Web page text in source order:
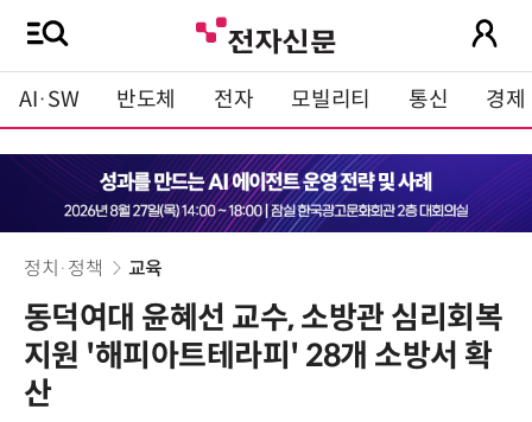
AI·SW 반도체 전자 모빌리티 통신 경제
정치·정책 교육
동덕여대 윤혜선 교수, 소방관 심리회복
지원 '해피아트테라피' 28개 소방서 확
산